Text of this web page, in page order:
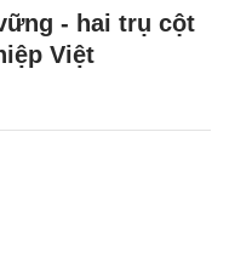
- hai trụ cột
Việt